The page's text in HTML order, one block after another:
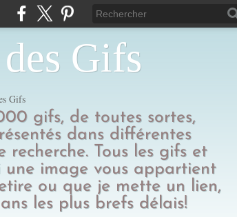
Gifs
gifs, de toutes sortes,
dans différentes
Tous les gifs et
une image vous appartient
ou que je mette un lien,
les plus brefs délais!